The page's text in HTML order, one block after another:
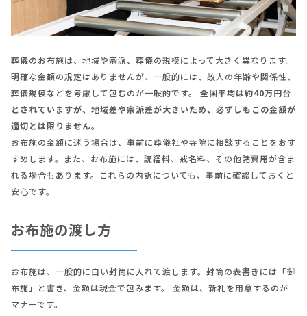
葬儀のお布施は、地域や宗派、葬儀の規模によって大きく異なります。
明確な金額の規定はありませんが、一般的には、故人の年齢や関係性、
葬儀規模などを考慮して包むのが一般的です。 全国平均は約40万円台
とされていますが、地域差や宗派差が大きいため、必ずしもこの金額が
適切とは限りません。
お布施の金額に迷う場合は、事前に葬儀社や寺院に相談することをおす
すめします。また、お布施には、読経料、戒名料、その他諸費用が含ま
れる場合もあります。これらの内訳についても、事前に確認しておくと
安心です。
お布施の渡し方
お布施は、一般的に白い封筒に入れて渡します。封筒の表書きには「御
布施」と書き、金額は現金で包みます。 金額は、新札を用意するのが
マナーです。